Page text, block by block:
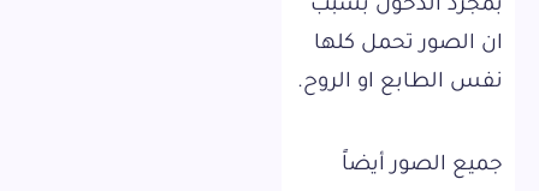
بمجرد الدخول بسبب
ان الصور تحمل كلها
نفس الطابع او الروح.
جميع الصور أيضاً